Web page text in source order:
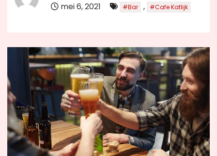
mei 6, 2021 #Bar , #Cafe Katlijk